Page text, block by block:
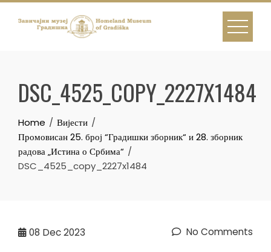
Skip
DSC_4525_COPY_2227X1484
Home
Вијести
Промовисан 25. број “Градишки зборник“ и 28. зборник
радова „Истина о Србима“
DSC_4525_copy_2227x1484
08 Dec 2023 No Comments